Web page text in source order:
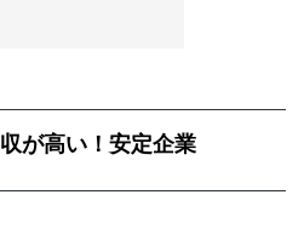
が高い！安定企業